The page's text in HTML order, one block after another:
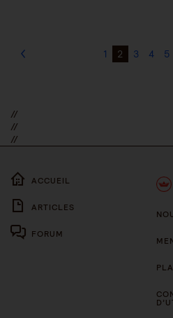
1 2 3 4 5
//
//
//
ACCUEIL
ARTICLES
FORUM